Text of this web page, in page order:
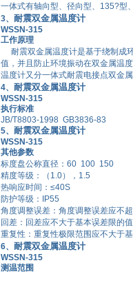
一体式有轴向型、径向型、 135?型
3、 耐震双金属温度计
WSSN-315
工作原理
耐震双金属温度计是基于绕制成
值，并且防止环境振动在双金属温
温度计又分一体式耐震电接点双金
4、 耐震双金属温度计
WSSN-315
执行标准
JB/T8803-1998 GB3836-83
5、 耐震双金属温度计
WSSN-315
其他参数
标度盘公称直径： 60 100 150
精度等级：（ 1.0）， 1.5
热响应时间： ≤40S
防护等级：
IP55
角度调整误差：角度调整误差应不
回差：回差应不大于基本误差限的值
重复性：重复性极限范围应不大于
6、 耐震双金属温度计
WSSN-315
测温范围